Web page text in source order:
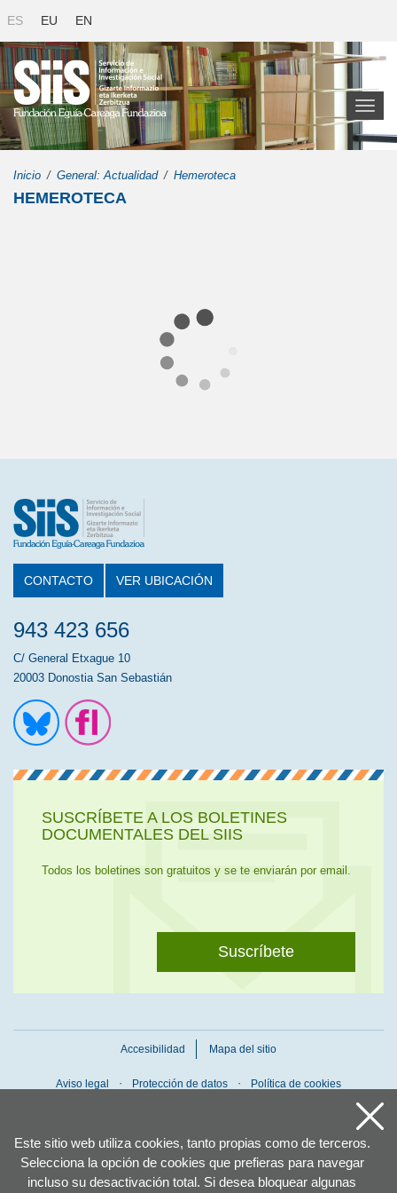
Este sitio web utiliza cookies, tanto propias como de terceros.
Selecciona la opción de cookies que prefieras para navegar
incluso su desactivación total. Si desea bloquear algunas
ES EU EN
Toggle
Inicio General: Actualidad Hemeroteca
HEMEROTECA
CONTACTO VER UBICACIÓN
943 423 656
C/ General Etxague 10
20003 Donostia San Sebastián
SUSCRÍBETE A LOS BOLETINES
DOCUMENTALES DEL SIIS
Todos los boletines son gratuitos y se te enviarán por email.
Suscríbete
Accesibilidad Mapa del sitio
Aviso legal Protección de datos Política de cookies